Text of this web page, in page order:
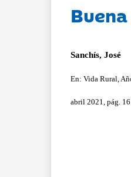
Sanchís, José
En: Vida Rural,
abril 2021, pág.